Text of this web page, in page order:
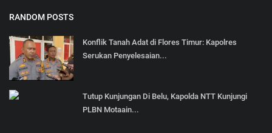
RANDOM POSTS
Konflik Tanah Adat di Flores Timur: Kapolres
Serukan Penyelesaian...
Tutup Kunjungan Di Belu, Kapolda NTT Kunjungi
PLBN Motaain...